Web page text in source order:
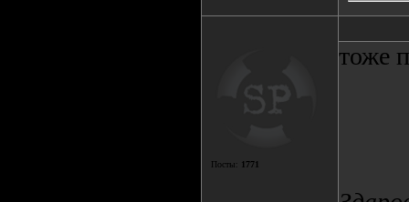
Посты: 1771
тоже